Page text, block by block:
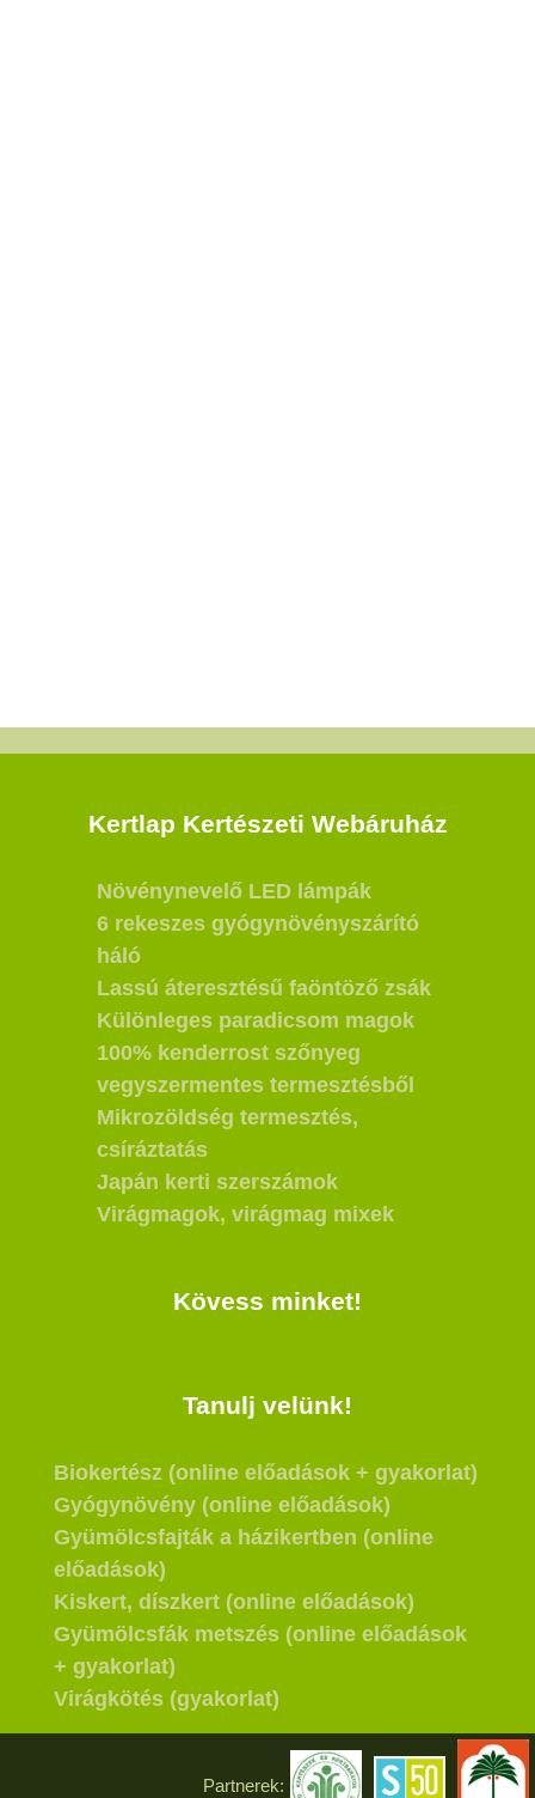
Kertlap Kertészeti Webáruház
Növénynevelő LED lámpák
6 rekeszes gyógynövényszárító
háló
Lassú áteresztésű faöntöző zsák
Különleges paradicsom magok
100% kenderrost szőnyeg
vegyszermentes termesztésből
Mikrozöldség termesztés,
csíráztatás
Japán kerti szerszámok
Virágmagok, virágmag mixek
Kövess minket!
Tanulj velünk!
Biokertész (online előadások + gyakorlat)
Gyógynövény (online előadások)
Gyümölcsfajták a házikertben (online
előadások)
Kiskert, díszkert (online előadások)
Gyümölcsfák metszés (online előadások
+ gyakorlat)
Virágkötés (gyakorlat)
Partnerek: